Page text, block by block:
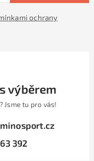
ochrany
výběrem
Jsme tu pro vás!
392